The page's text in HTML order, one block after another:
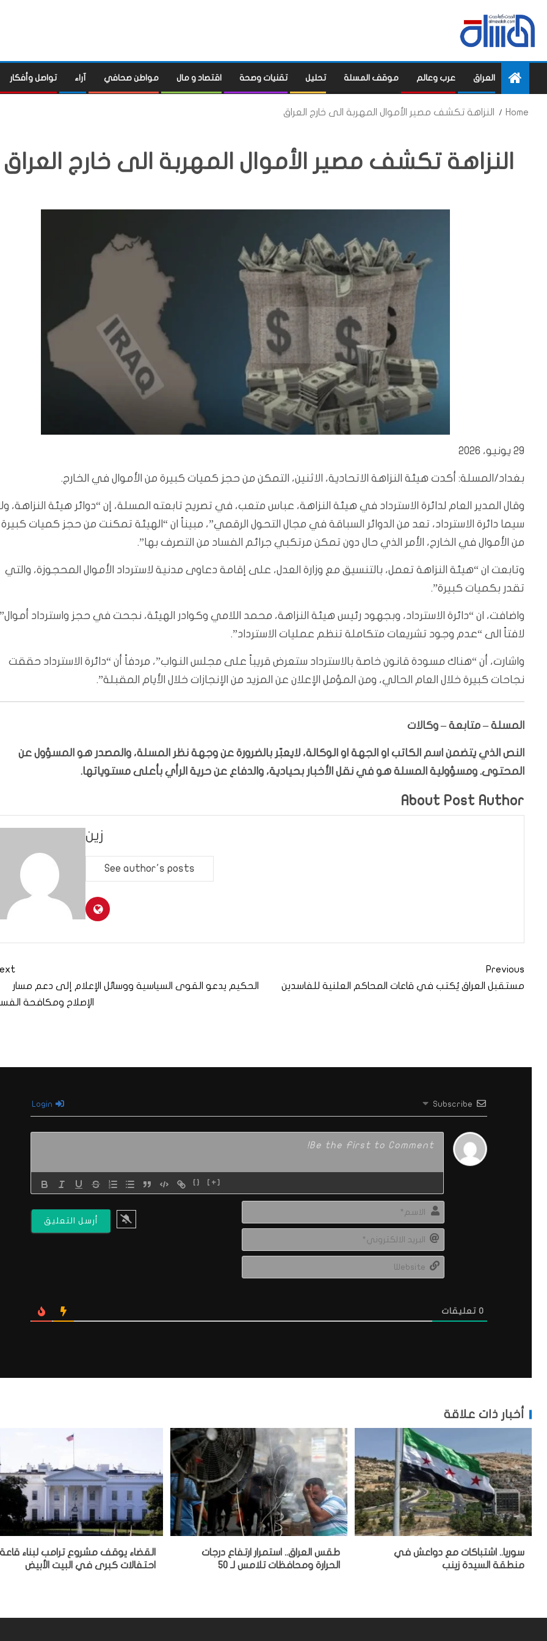
العراق عرب وعالم موقف المسلة تحليل تقنيات وصحة اقتصاد و مال مواطن صحافي آراء تواصل وأفكار
Home النزاهة تكشف مصير الأموال المهربة الى خارج العراق
النزاهة تكشف مصير الأموال المهربة الى خارج العراق
29 يونيو، 2026
بغداد/المسلة: أكدت هيئة النزاهة الاتحادية، الاثنين، التمكن من حجز كميات كبيرة من الأموال في الخارج.
وقال المدير العام لدائرة الاسترداد في هيئة النزاهة، عباس متعب، في تصريح تابعته المسلة، إن “دوائر هيئة النزاهة،
سيما دائرة الاسترداد، تعد من الدوائر السباقة في مجال التحول الرقمي”، مبيناً ان “الهيئة تمكنت من حجز كميات كبيرة
من الأموال في الخارج، الأمر الذي حال دون تمكن مرتكبي جرائم الفساد من التصرف بها”.
وتابعت ان “هيئة النزاهة تعمل، بالتنسيق مع وزارة العدل، على إقامة دعاوى مدنية لاسترداد الأموال المحجوزة، والتي
تقدر بكميات كبيرة”.
واضافت، ان “دائرة الاسترداد، وبجهود رئيس هيئة النزاهة، محمد اللامي وكوادر الهيئة، نجحت في حجز واسترداد
لافتاً الى “عدم وجود تشريعات متكاملة تنظم عمليات الاسترداد”.
واشارت، أن “هناك مسودة قانون خاصة بالاسترداد ستعرض قريباً على مجلس النواب”، مردفاً أن “دائرة الاسترداد حققت
نجاحات كبيرة خلال العام الحالي، ومن المؤمل الإعلان عن المزيد من الإنجازات خلال الأيام المقبلة”.
المسلة – متابعة – وكالات
النص الذي يتضمن اسم الكاتب او الجهة او الوكالة، لايعبّر بالضرورة عن وجهة نظر المسلة، والمصدر هو المسؤول عن
المحتوى. ومسؤولية المسلة هو في نقل الأخبار بحيادية، والدفاع عن حرية الرأي بأعلى مستوياتها.
About Post Author
زين
See author's posts
Previous
مستقبل العراق يُكتب في قاعات المحاكم العلنية للفاسدين
الحكيم يدعو القوى السياسية ووسائل الإعلام إلى دعم مسار
الإصلاح ومكافحة
Subscribe
{} [+]
0 تعليقات
أخبار ذات علاقة
سوريا.. اشتباكات مع دواعش في
منطقة السيدة زينب
طقس العراق.. استمرار ارتفاع درجات
الحرارة ومحافظات تلامس لـ 50
القضاء يوقف مشروع ترامب لبناء قاعة
احتفالات كبرى في البيت الأبيض